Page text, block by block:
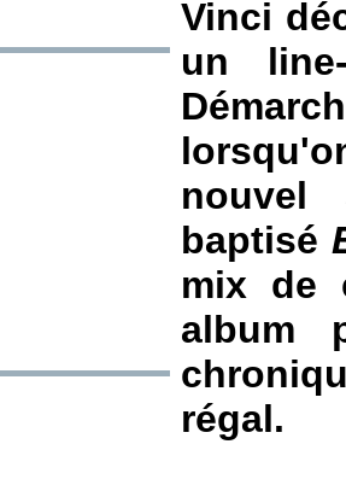
Vinci
un
nouvel
baptisé
mix de
album
régal.